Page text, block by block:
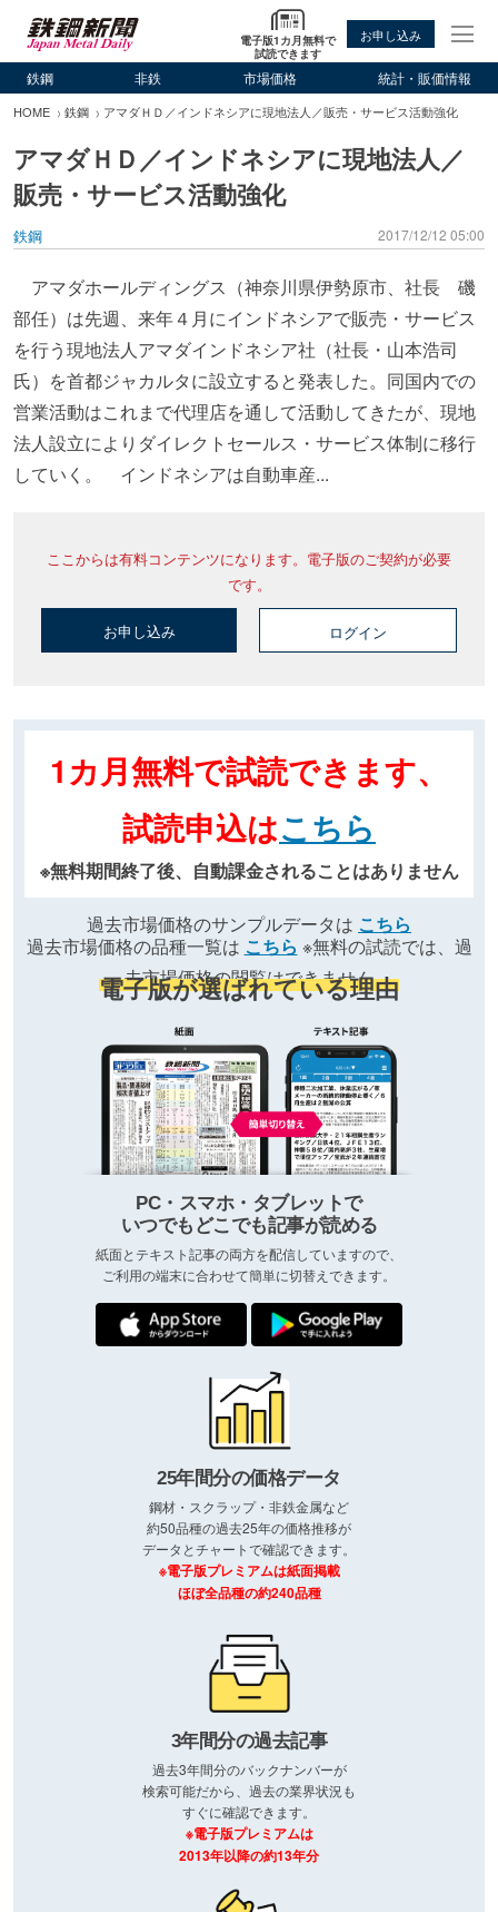
電子版1カ月無料で
試読できます
お申し込み
鉄鋼 非鉄 市場価格 統計・販価情報
HOME 鉄鋼 アマダＨＤ／インドネシアに現地法人／販売・サービス活動強化
アマダＨＤ／インドネシアに現地法人／
販売・サービス活動強化
鉄鋼 2017/12/12 05:00
アマダホールディングス（神奈川県伊勢原市、社長 磯
部任）は先週、来年４月にインドネシアで販売・サービス
を行う現地法人アマダインドネシア社（社長・山本浩司
氏）を首都ジャカルタに設立すると発表した。同国内での
営業活動はこれまで代理店を通して活動してきたが、現地
法人設立によりダイレクトセールス・サービス体制に移行
していく。 インドネシアは自動車産...
ここからは有料コンテンツになります。電子版のご契約が必要
です。
お申し込み ログイン
1カ月無料で試読できます、
試読申込はこちら
※無料期間終了後、自動課金されることはありません
過去市場価格のサンプルデータは こちら
過去市場価格の品種一覧は こちら ※無料の試読では、過
去市場価格の閲覧はできません
電子版が選ばれている理由
PC・スマホ・タブレットで
いつでもどこでも記事が読める
紙面とテキスト記事の両方を配信していますので、
ご利用の端末に合わせて簡単に切替えできます。
25年間分の価格データ
鋼材・スクラップ・非鉄金属など
約50品種の過去25年の価格推移が
データとチャートで確認できます。
※電子版プレミアムは紙面掲載
ほぼ全品種の約240品種
3年間分の過去記事
過去3年間分のバックナンバーが
検索可能だから、過去の業界状況も
すぐに確認できます。
※電子版プレミアムは
2013年以降の約13年分